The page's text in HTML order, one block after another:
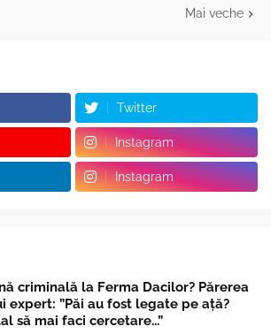
Mai veche
Twitter
Instagram
Instagram
criminală la Ferma Dacilor? Părerea
expert: ”Păi au fost legate pe ață?
să mai faci cercetare...”